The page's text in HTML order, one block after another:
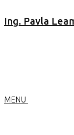
Ing. Pavla
MENU